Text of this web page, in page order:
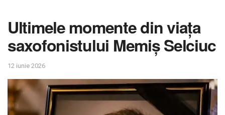
Ultimele momente din viața
saxofonistului Memiș Selciuc
12 iunie 2026